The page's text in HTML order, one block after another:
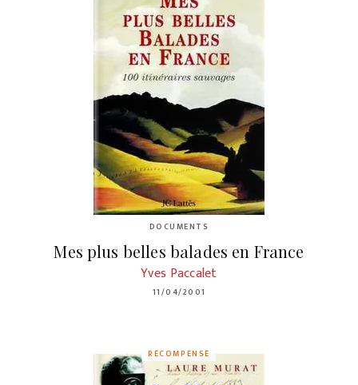
DOCUMENTS
Mes plus belles balades en France
Yves Paccalet
11/04/2001
RÉCOMPENSÉ